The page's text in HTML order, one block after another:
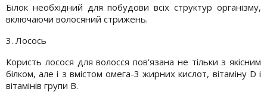
Білок необхідний для побудови всіх структур організму,
включаючи волосяний стрижень.
3. Лосось
Користь лосося для волосся пов'язана не тільки з якісним
білком, але і з вмістом омега-3 жирних кислот, вітаміну D і
вітамінів групи B.